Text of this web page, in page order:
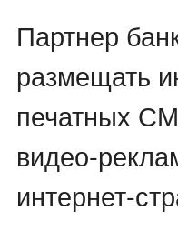
Партнер
размещать
печатных
видео-
интернет-